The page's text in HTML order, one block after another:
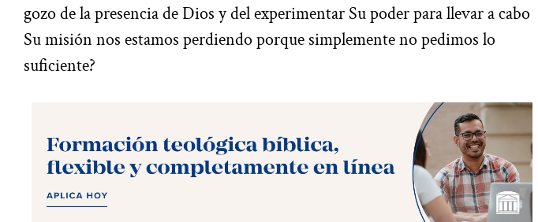
gozo de la presencia de Dios y del experimentar Su poder para llevar a cabo
Su misión nos estamos perdiendo porque simplemente no pedimos lo
suficiente?